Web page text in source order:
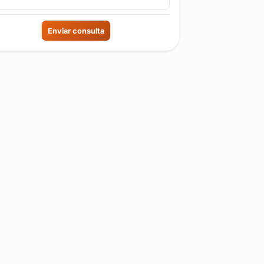
Enviar consulta